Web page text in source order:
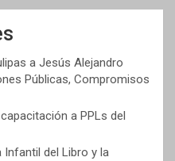
a Jesús Alejandro
Públicas, Compromisos
a PPLs del
Infantil del Libro y la